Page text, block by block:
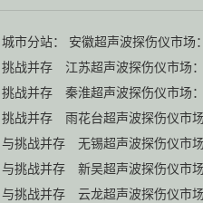
城市分站： 安徽超声波探伤仪市场
挑战并存
江苏超声波探伤仪市场
挑战并存
秦淮超声波探伤仪市场
挑战并存
雨花台超声波探伤仪市
与挑战并存
无锡超声波探伤仪市
与挑战并存
新吴超声波探伤仪市
与挑战并存
云龙超声波探伤仪市